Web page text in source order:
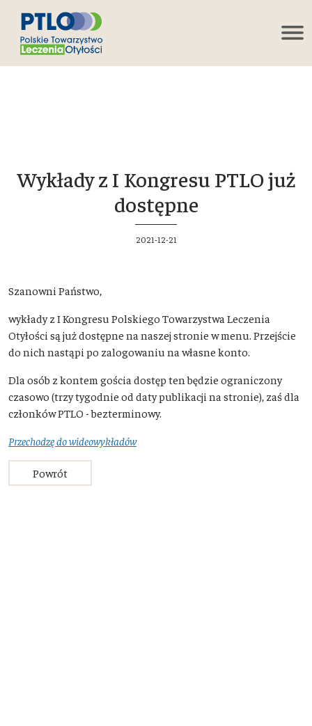
Wykłady z I Kongresu PTLO już
dostępne
2021-12-21
Szanowni Państwo,
wykłady z I Kongresu Polskiego Towarzystwa Leczenia
Otyłości są już dostępne na naszej stronie w menu. Przejście
do nich nastąpi po zalogowaniu na własne konto.
Dla osób z kontem gościa dostęp ten będzie ograniczony
czasowo (trzy tygodnie od daty publikacji na stronie), zaś dla
członków PTLO - bezterminowy.
Przechodzę do wideowykładów
Powrót